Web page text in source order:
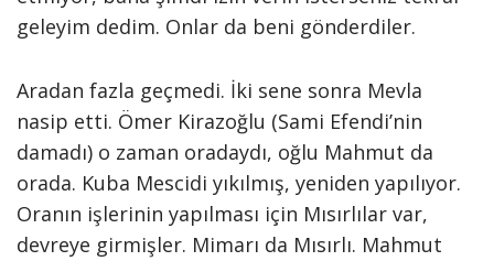
geleyim dedim. Onlar da beni gönderdiler.
Aradan fazla geçmedi. İki sene sonra Mevla
nasip etti. Ömer Kirazoğlu (Sami Efendi’nin
damadı) o zaman oradaydı, oğlu Mahmut da
orada. Kuba Mescidi yıkılmış, yeniden yapılıyor.
Oranın işlerinin yapılması için Mısırlılar var,
devreye girmişler. Mimarı da Mısırlı. Mahmut